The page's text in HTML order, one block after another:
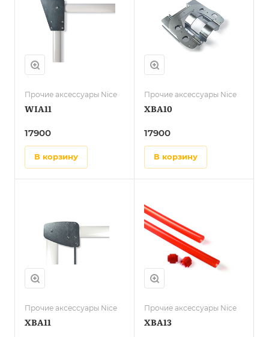
Прочие аксессуары Nice
WIA11
17900
в корзину
Прочие аксессуары Nice
XBA10
17900
в корзину
Прочие аксессуары Nice
XBA11
Прочие аксессуары Nice
XBA13